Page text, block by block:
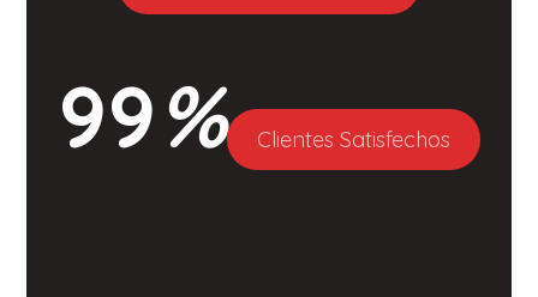
99% Clientes Satisfechos